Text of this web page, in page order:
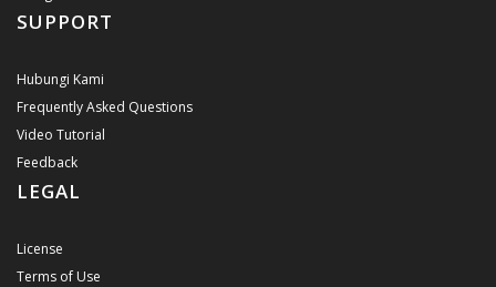
SUPPORT
Hubungi Kami
Frequently Asked Questions
Video Tutorial
Feedback
LEGAL
License
Terms of Use